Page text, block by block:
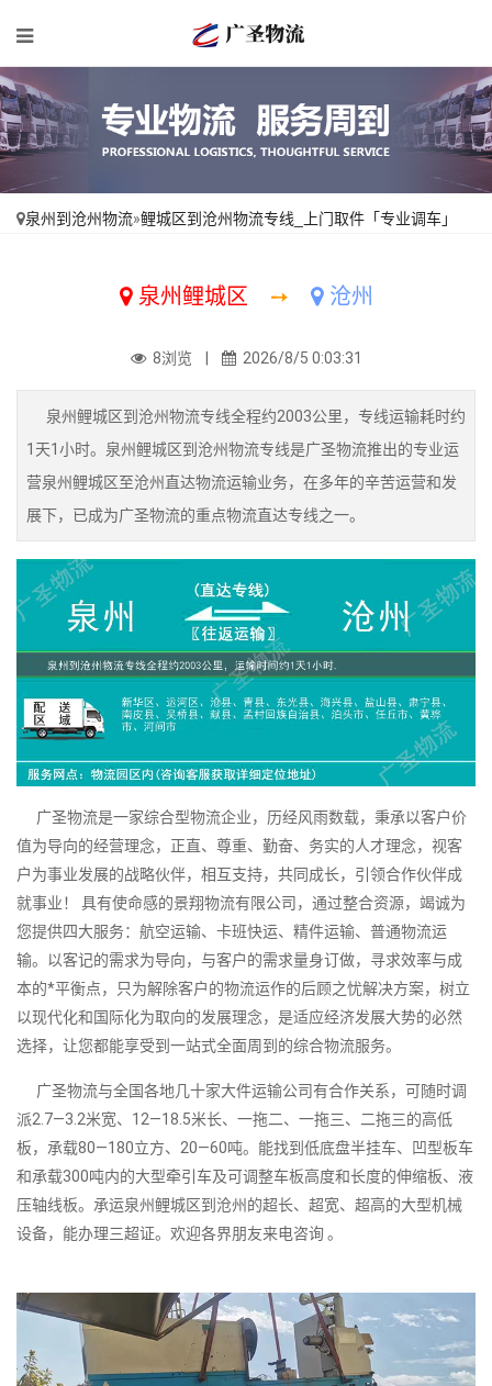
泉州到沧州物流»鲤城区到沧州物流专线_上门取件「专业调车」
泉州鲤城区 ➙ 沧州
8浏览 | 2026/8/5 0:03:31
泉州鲤城区到沧州物流专线全程约2003公里，专线运输耗时约
1天1小时。泉州鲤城区到沧州物流专线是广圣物流推出的专业运
营泉州鲤城区至沧州直达物流运输业务，在多年的辛苦运营和发
展下，已成为广圣物流的重点物流直达专线之一。
广圣物流是一家综合型物流企业，历经风雨数载，秉承以客户价
值为导向的经营理念，正直、尊重、勤奋、务实的人才理念，视客
户为事业发展的战略伙伴，相互支持，共同成长，引领合作伙伴成
就事业！ 具有使命感的景翔物流有限公司，通过整合资源，竭诚为
您提供四大服务：航空运输、卡班快运、精件运输、普通物流运
输。以客记的需求为导向，与客户的需求量身订做，寻求效率与成
本的*平衡点，只为解除客户的物流运作的后顾之忧解决方案，树立
以现代化和国际化为取向的发展理念，是适应经济发展大势的必然
选择，让您都能享受到一站式全面周到的综合物流服务。
广圣物流与全国各地几十家大件运输公司有合作关系，可随时调
派2.7—3.2米宽、12—18.5米长、一拖二、一拖三、二拖三的高低
板，承载80—180立方、20—60吨。能找到低底盘半挂车、凹型板车
和承载300吨内的大型牵引车及可调整车板高度和长度的伸缩板、液
压轴线板。承运泉州鲤城区到沧州的超长、超宽、超高的大型机械
设备，能办理三超证。欢迎各界朋友来电咨询 。